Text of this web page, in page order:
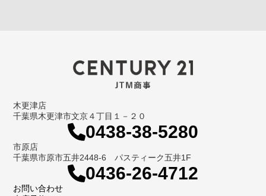
木更津店
千葉県木更津市文京４丁目１－２０
0438-38-5280
市原店
千葉県市原市五井2448-6 パスティーク五井1F
0436-26-4712
お問い合わせ